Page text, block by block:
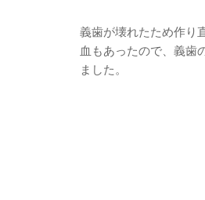
義歯が壊れたため作り
血もあったので、義歯
ました。